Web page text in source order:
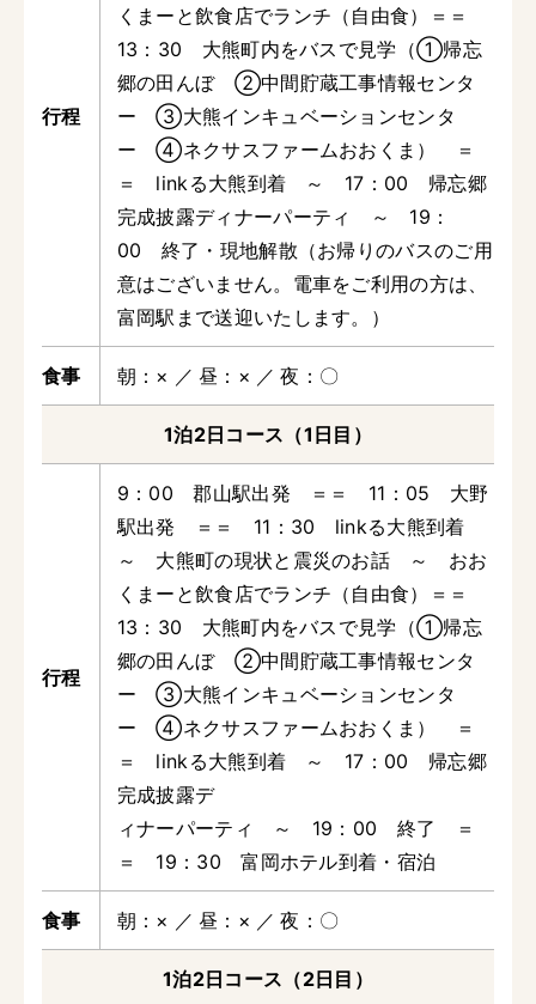
くまーと飲食店でランチ（自由食）＝＝
13：30 大熊町内をバスで見学（①帰忘
郷の田んぼ ②中間貯蔵工事情報センタ
ー ③大熊インキュベーションセンタ
ー ④ネクサスファームおおくま） ＝
＝ linkる大熊到着 ～ 17：00 帰忘郷
完成披露ディナーパーティ ～ 19：
00 終了・現地解散（お帰りのバスのご用
意はございません。電車をご利用の方は、
富岡駅まで送迎いたします。）
朝 × 昼 × 夜 〇
1泊2日コース（1日目）
9：00 郡山駅出発 ＝＝ 11：05 大野
駅出発 ＝＝ 11：30 linkる大熊到着
～ 大熊町の現状と震災のお話 ～ おお
くまーと飲食店でランチ（自由食）＝＝
13：30 大熊町内をバスで見学（①帰忘
郷の田んぼ ②中間貯蔵工事情報センタ
ー ③大熊インキュベーションセンタ
ー ④ネクサスファームおおくま） ＝
＝ linkる大熊到着 ～ 17：00 帰忘郷
完成披露デ
ィナーパーティ ～ 19：00 終了 ＝
＝ 19：30 富岡ホテル到着・宿泊
朝 × 昼 × 夜 〇
1泊2日コース（2日目）